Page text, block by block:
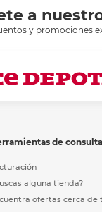
a
y promociones
de consulta
alguna tienda?
ofertas cerca de